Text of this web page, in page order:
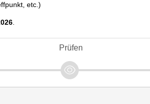
etc.)
.
Prüfen